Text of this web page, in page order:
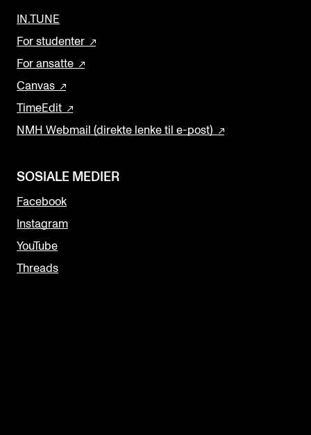
IN.TUNE
For studenter
For ansatte
Canvas
TimeEdit
NMH Webmail (direkte lenke til e-post)
SOSIALE MEDIER
Facebook
Instagram
YouTube
Threads